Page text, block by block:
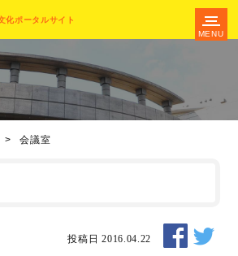
化ポータルサイト
MENU
> 会議室
投稿日 2016.04.22